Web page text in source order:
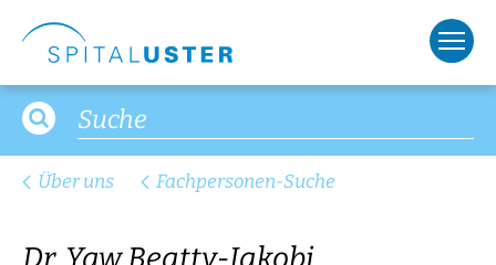
Über uns Fachpersonen-Suche